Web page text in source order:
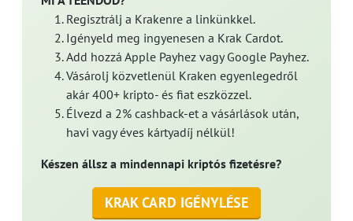
Regisztrálj a Krakenre a linkünkkel.
Igényeld meg ingyenesen a Krak Cardot.
Add hozzá Apple Payhez vagy Google Payhez.
Vásárolj közvetlenül Kraken egyenlegedről
akár 400+ kripto- és fiat eszközzel.
Élvezd a 2% cashback-et a vásárlások után,
havi vagy éves kártyadíj nélkül!
Készen állsz a mindennapi kriptós fizetésre?
KRAK CARD IGÉNYLÉSE